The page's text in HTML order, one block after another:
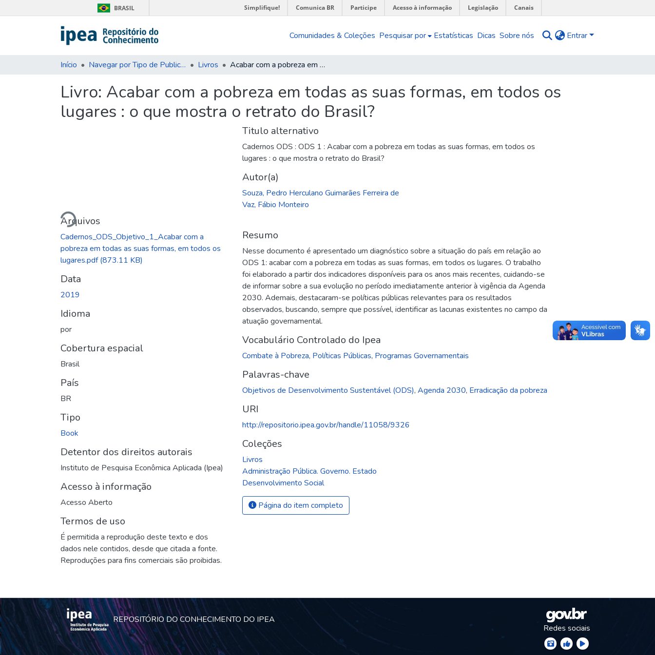
BRASIL Simplifique! Comunica BR Participe Acesso à informação Legislação Canais
Comunidades & Coleções Pesquisar por Estatísticas Dicas Sobre nós Entrar
Início Navegar por Tipo de Publicação Livros Acabar com a pobreza em todas as suas formas, em todos os lugares : o que mostra o retrato do Brasil?
Livro: Acabar com a pobreza em todas as suas formas, em todos os
lugares : o que mostra o retrato do Brasil?
Carregando...
Arquivos
Cadernos_ODS_Objetivo_1_Acabar com a
pobreza em todas as suas formas, em todos os
lugares.pdf(873.11 KB)
Data
2019
Idioma
por
Cobertura espacial
Brasil
País
BR
Tipo
Book
Detentor dos direitos autorais
Instituto de Pesquisa Econômica Aplicada (Ipea)
Acesso à informação
Acesso Aberto
Termos de uso
É permitida a reprodução deste texto e dos
dados nele contidos, desde que citada a fonte.
Reproduções para fins comerciais são proibidas.
Titulo alternativo
Cadernos ODS : ODS 1 : Acabar com a pobreza em todas as suas formas, em todos os
lugares : o que mostra o retrato do Brasil?
Autor(a)
Souza, Pedro Herculano Guimarães Ferreira de
Vaz, Fábio Monteiro
Resumo
Nesse documento é apresentado um diagnóstico sobre a situação do país em relação ao
ODS 1: acabar com a pobreza em todas as suas formas, em todos os lugares. O trabalho
foi elaborado a partir dos indicadores disponíveis para os anos mais recentes, cuidando-se
de informar sobre a sua evolução no período imediatamente anterior à vigência da Agenda
2030. Ademais, destacaram-se políticas públicas relevantes para os resultados
observados, buscando, sempre que possível, identificar as lacunas existentes no campo da
atuação governamental.
Vocabulário Controlado do Ipea
Combate à Pobreza, Políticas Públicas, Programas Governamentais
Palavras-chave
Objetivos de Desenvolvimento Sustentável (ODS),Agenda 2030, Erradicação da pobreza
URI
http://repositorio.ipea.gov.br/handle/11058/9326
Coleções
Livros
Administração Pública. Governo. Estado
Desenvolvimento Social
Página do item completo
REPOSITÓRIO DO CONHECIMENTO DO IPEA
Redes sociais